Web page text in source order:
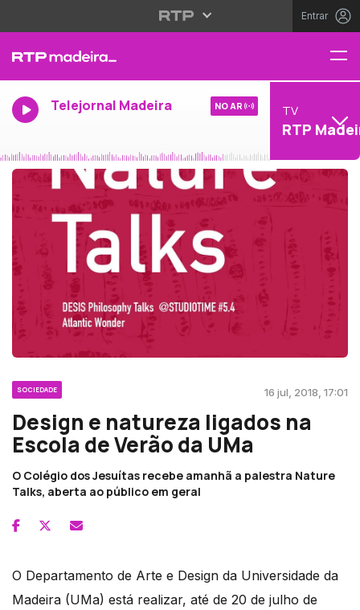
Entrar
Telejornal Madeira NO AR TV
RTP
SOCIEDADE 16 jul, 2018, 17:01
Design e natureza ligados na
Escola de Verão da UMa
O Colégio dos Jesuítas recebe amanhã a palestra Nature
Talks, aberta ao público em geral
O Departamento de Arte e Design da Universidade da
Madeira (UMa) está realizar, até de 20 de julho de